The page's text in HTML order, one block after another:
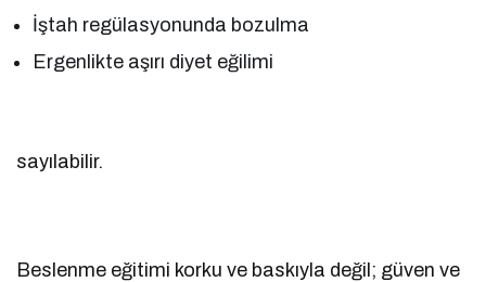
İştah regülasyonunda bozulma
Ergenlikte aşırı diyet eğilimi
sayılabilir.
Beslenme eğitimi korku ve baskıyla değil; güven ve